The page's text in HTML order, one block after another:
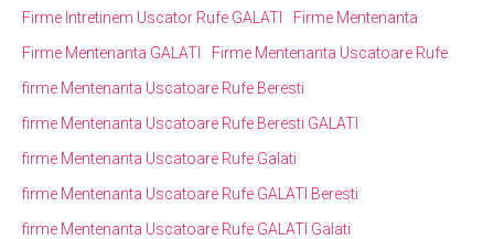
Firme Intretinem Uscator Rufe GALATI
Firme Mentenanta
Firme Mentenanta GALATI
Firme Mentenanta Uscatoare Rufe
firme Mentenanta Uscatoare Rufe Beresti
firme Mentenanta Uscatoare Rufe Beresti GALATI
firme Mentenanta Uscatoare Rufe Galati
firme Mentenanta Uscatoare Rufe GALATI Beresti
firme Mentenanta Uscatoare Rufe GALATI Galati